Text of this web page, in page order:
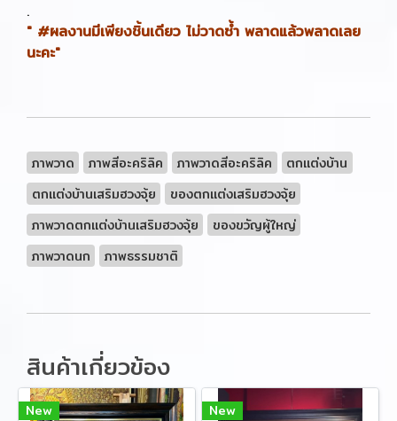
.
" #ผลงานมีเพียงชิ้นเดียว ไม่วาดซ้ำ พลาดแล้วพลาดเลย
นะคะ"
ภาพวาด ภาพสีอะคริลิค ภาพวาดสีอะคริลิค
ตกแต่งบ้าน
ตกแต่งบ้านเสริมฮวงจุ้ย
ของตกแต่งเสริมฮวงจุ้ย
ภาพวาดตกแต่งบ้านเสริมฮวงจุ้ย
ของขวัญผู้ใหญ่
ภาพวาดนก
ภาพธรรมชาติ
สินค้าเกี่ยวข้อง
New New